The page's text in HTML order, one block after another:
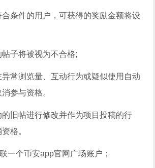
条件的用户，可获得的奖励金额将设
子将被视为不合格;
常浏览量、互动行为或疑似使用自动
参与资格。
旧帖进行修改并作为项目投稿的行
格。
一个币安app官网广场账户；